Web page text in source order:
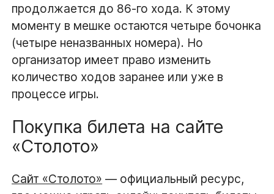
продолжается до 86-го хода. К этому
моменту в мешке остаются четыре бочонка
(четыре неназванных номера). Но
организатор имеет право изменить
количество ходов заранее или уже в
процессе игры.
Покупка билета на сайте
«Столото»
Сайт «Столото» — официальный ресурс,